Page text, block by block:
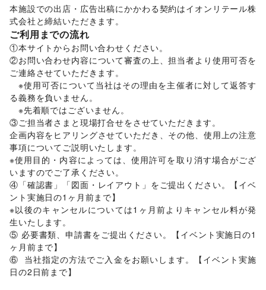
地方公共団体・行政・政府/外国団体・大使館/募金・寄付
/NPO・ボランティア活動
本施設での出店・広告出稿にかかわる契約はイオンリテール株
式会社と締結いただきます。
ご利用までの流れ
①本サイトからお問い合わせください。
②お問い合わせ内容について審査の上、担当者より使用可否を
ご連絡させていただきます。
※使用可否について当社はその理由を主催者に対して返答す
る義務を負いません。
※先着順ではございません。
③ご担当者さまと現場打合せをさせていただきます。
企画内容をヒアリングさせていただき、その他、使用上の注意
事項についてご説明いたします。
※使用目的・内容によっては、使用許可を取り消す場合がござ
いますのでご了承ください。
④「確認書」「図面・レイアウト」をご提出ください。【イベ
ント実施日の1ヶ月前まで】
※以後のキャンセルについては1ヶ月前よりキャンセル料が発
生いたします。
⑤ 必要書類、申請書をご提出ください。【イベント実施日の1
ヶ月前まで】
⑥  当社指定の方法でご入金をお願いします。【イベント実施
日の2日前まで】